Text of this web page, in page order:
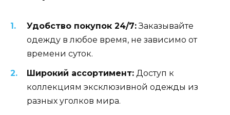
Удобство покупок 24/7:Заказывайте
одежду в любое время, не зависимо от
времени суток.
Широкий ассортимент: Доступ к
коллекциям эксклюзивной одежды из
разных уголков мира.